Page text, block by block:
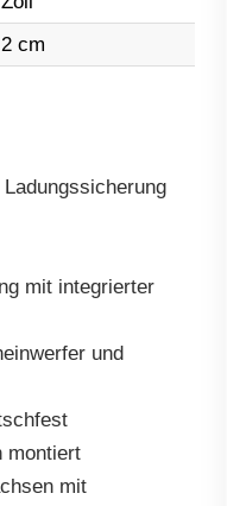
cm
mit integrierter
und
montiert
mit